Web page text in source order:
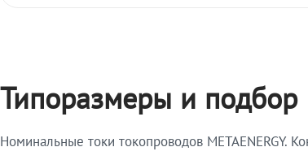
Типоразмеры и подбор
Номинальные токи токопроводов METAENERGY.